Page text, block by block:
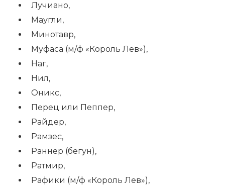
Лучиано,
Маугли,
Минотавр,
Муфаса (м/ф «Король Лев»),
Наг,
Нил,
Оникс,
Перец или Пеппер,
Райдер,
Рамзес,
Раннер (бегун),
Ратмир,
Рафики (м/ф «Король Лев»),